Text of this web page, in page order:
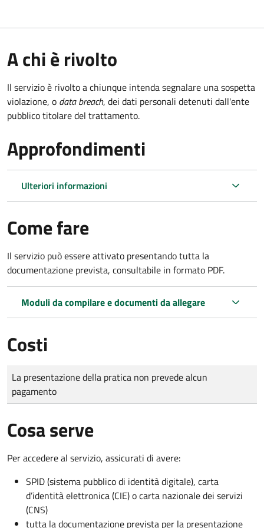
A chi è rivolto
Il servizio è rivolto a chiunque intenda segnalare una sospetta
violazione, o data breach, dei dati personali detenuti dall'ente
pubblico titolare del trattamento.
Approfondimenti
Ulteriori informazioni
Come fare
Il servizio può essere attivato presentando tutta la
documentazione prevista, consultabile in formato PDF.
Moduli da compilare e documenti da allegare
Costi
Tipo di pagamento
Importo
La presentazione della pratica non prevede alcun
pagamento
Cosa serve
Per accedere al servizio, assicurati di avere:
SPID (sistema pubblico di identità digitale), carta
d’identità elettronica (CIE) o carta nazionale dei servizi
(CNS)
tutta la documentazione prevista per la presentazione